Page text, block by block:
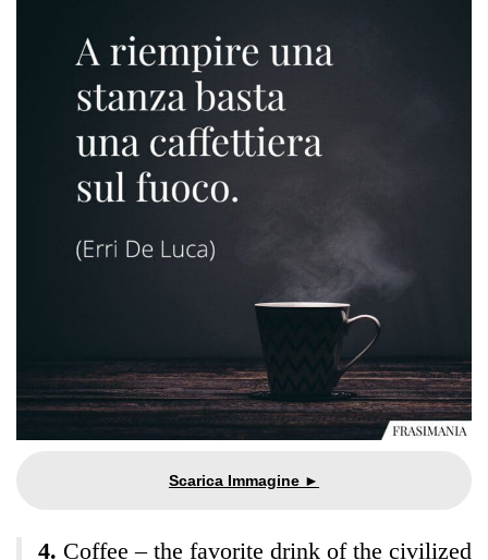
Coffee – the favorite drink of the civilized